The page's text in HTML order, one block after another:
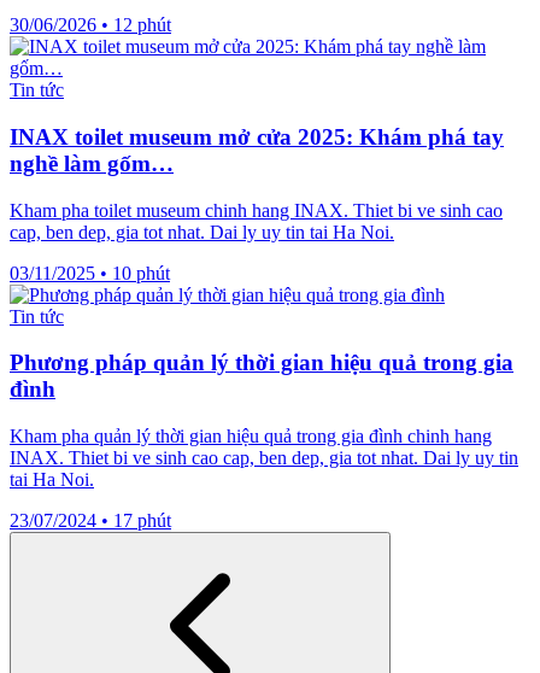
30/06/2026 • 12 phút
Tin tức
INAX toilet museum mở cửa 2025: Khám phá tay
nghề làm gốm…
Kham pha toilet museum chinh hang INAX. Thiet bi ve sinh cao
cap, ben dep, gia tot nhat. Dai ly uy tin tai Ha Noi.
03/11/2025 • 10 phút
Tin tức
Phương pháp quản lý thời gian hiệu quả trong gia
đình
Kham pha quản lý thời gian hiệu quả trong gia đình chinh hang
INAX. Thiet bi ve sinh cao cap, ben dep, gia tot nhat. Dai ly uy tin
tai Ha Noi.
23/07/2024 • 17 phút